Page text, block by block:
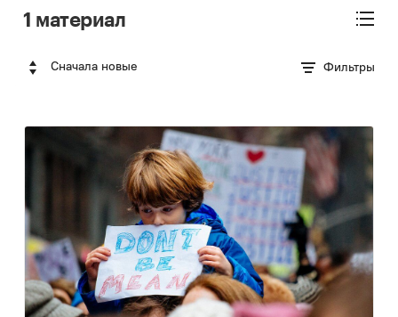
1 материал
Сначала новые Фильтры